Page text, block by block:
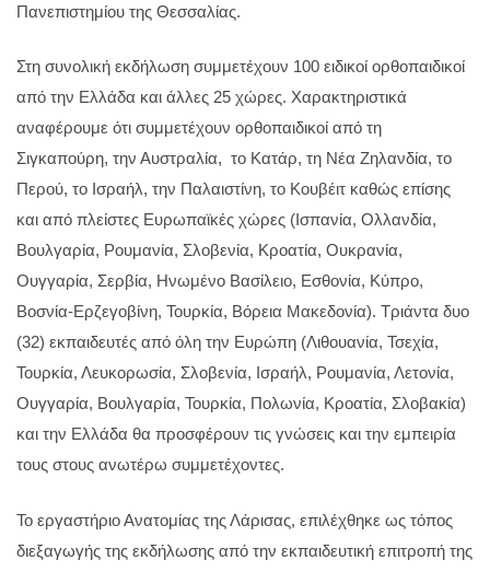
Πανεπιστημίου της Θεσσαλίας.
Στη συνολική εκδήλωση συμμετέχουν 100 ειδικοί ορθοπαιδικοί
από την Ελλάδα και άλλες 25 χώρες. Χαρακτηριστικά
αναφέρουμε ότι συμμετέχουν ορθοπαιδικοί από τη
Σιγκαπούρη, την Αυστραλία, το Κατάρ, τη Νέα Ζηλανδία, το
Περού, το Ισραήλ, την Παλαιστίνη, το Κουβέιτ καθώς επίσης
και από πλείστες Ευρωπαϊκές χώρες (Ισπανία, Ολλανδία,
Βουλγαρία, Ρουμανία, Σλοβενία, Κροατία, Ουκρανία,
Ουγγαρία, Σερβία, Ηνωμένο Βασίλειο, Εσθονία, Κύπρο,
Βοσνία-Ερζεγοβίνη, Τουρκία, Βόρεια Μακεδονία). Τριάντα δυο
(32) εκπαιδευτές από όλη την Ευρώπη (Λιθουανία, Τσεχία,
Τουρκία, Λευκορωσία, Σλοβενία, Ισραήλ, Ρουμανία, Λετονία,
Ουγγαρία, Βουλγαρία, Τουρκία, Πολωνία, Κροατία, Σλοβακία)
και την Ελλάδα θα προσφέρουν τις γνώσεις και την εμπειρία
τους στους ανωτέρω συμμετέχοντες.
Το εργαστήριο Ανατομίας της Λάρισας, επιλέχθηκε ως τόπος
διεξαγωγής της εκδήλωσης από την εκπαιδευτική επιτροπή της